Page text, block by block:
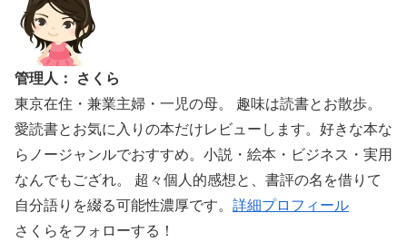
管理人： さくら
東京在住・兼業主婦・一児の母。 趣味は読書とお散歩。
愛読書とお気に入りの本だけレビューします。好きな本な
らノージャンルでおすすめ。小説・絵本・ビジネス・実用
なんでもござれ。 超々個人的感想と、書評の名を借りて
自分語りを綴る可能性濃厚です。 詳細プロフィール
さくらをフォローする！